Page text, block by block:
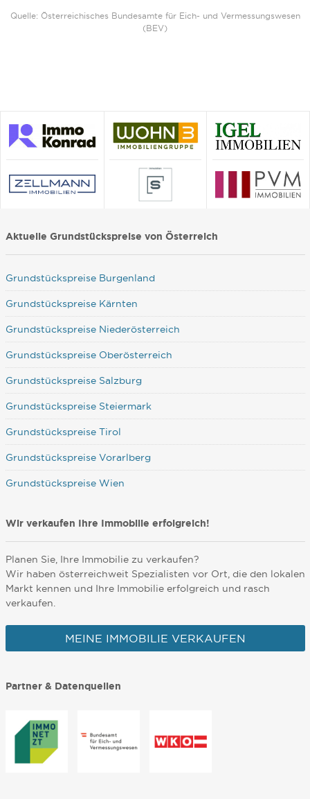
Quelle: Österreichisches Bundesamte für Eich- und Vermessungswesen
(BEV)
Aktuelle Grundstückspreise von Österreich
Grundstückspreise Burgenland
Grundstückspreise Kärnten
Grundstückspreise Niederösterreich
Grundstückspreise Oberösterreich
Grundstückspreise Salzburg
Grundstückspreise Steiermark
Grundstückspreise Tirol
Grundstückspreise Vorarlberg
Grundstückspreise Wien
Wir verkaufen Ihre Immobilie erfolgreich!
Planen Sie, Ihre Immobilie zu verkaufen?
Wir haben österreichweit Spezialisten vor Ort, die den lokalen
Markt kennen und Ihre Immobilie erfolgreich und rasch
verkaufen.
MEINE IMMOBILIE VERKAUFEN
Partner & Datenquellen